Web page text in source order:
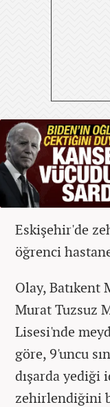
Eskişehir'de
öğrenci
Olay, Batıkent
Murat Tuzsuz
Lisesi'nde
göre, 9'uncu
dışarda yediği
zehirlendiğini